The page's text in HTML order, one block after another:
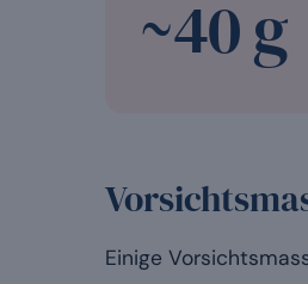
~40 g
Einige